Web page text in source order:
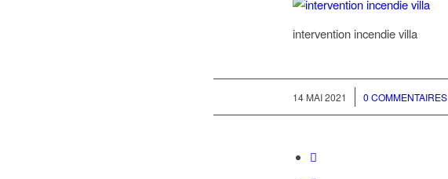
intervention incendie villa
14 MAI 2021
/ 0 COMMENTAIRES
/